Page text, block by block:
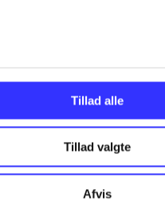
Tillad alle
Tillad valgte
Afvis